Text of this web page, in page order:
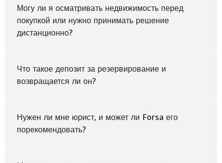
Могу ли я осматривать недвижимость перед
покупкой или нужно принимать решение
дистанционно?
Что такое депозит за резервирование и
возвращается ли он?
Нужен ли мне юрист, и может ли Forsa его
порекомендовать?